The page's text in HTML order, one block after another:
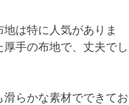
は特に人気がありま
手の布地で、丈夫でし
らかな素材でできてお